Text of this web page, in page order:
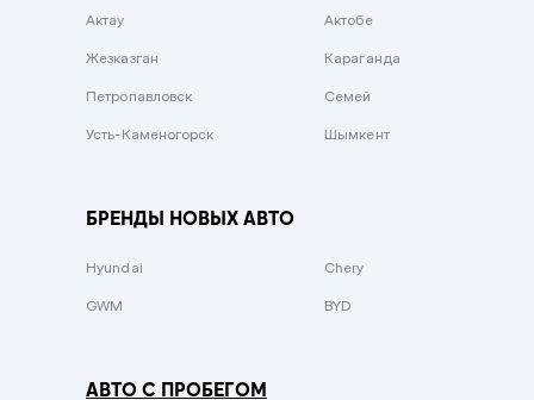
Зеленый металлик
Актау Актобе
Жезказган Караганда
Петропавловск Семей
Усть-Каменогорск Шымкент
БРЕНДЫ НОВЫХ АВТО
Hyundai Chery
GWM BYD
АВТО С ПРОБЕГОМ